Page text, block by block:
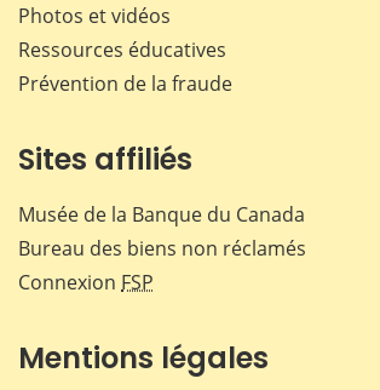
Photos et vidéos
Ressources éducatives
Prévention de la fraude
Sites affiliés
Musée de la Banque du Canada
Bureau des biens non réclamés
Connexion FSP
Mentions légales